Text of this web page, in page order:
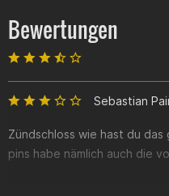
Bewertungen
Sebastian
Zündschloss wie hast du
pins habe nämlich auch die